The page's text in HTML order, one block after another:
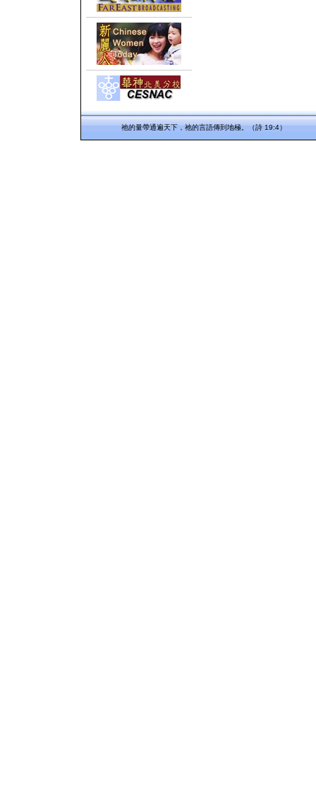
祂的量帶通遍天下，祂的言語傳到地極。（詩 19:4）